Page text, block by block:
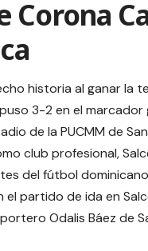
Corona
historia al ganar la
3-2 en el
de la PUCMM de
club profesional,
del fútbol
partido de ida en
Odalis Báez de